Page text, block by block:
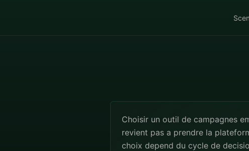
Choisir un outil de campagnes
revient pas a prendre la
choix depend du cycle de